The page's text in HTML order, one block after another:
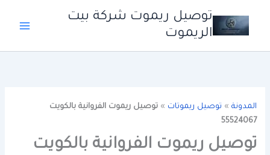
المحتوى
توصيل ريموت شركة بيت
الريموت
المدونة » توصيل ريموتات »توصيل ريموت الفروانية بالكويت
55524067
توصيل ريموت الفروانية بالكويت